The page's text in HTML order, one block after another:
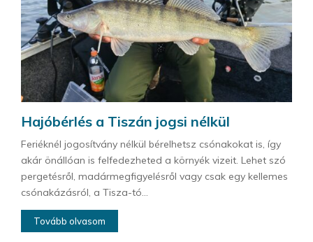
Hajóbérlés a Tiszán jogsi nélkül
Feriéknél jogosítvány nélkül bérelhetsz csónakokat is, így
akár önállóan is felfedezheted a környék vizeit. Lehet szó
pergetésről, madármegfigyelésről vagy csak egy kellemes
csónakázásról, a Tisza-tó...
Tovább olvasom